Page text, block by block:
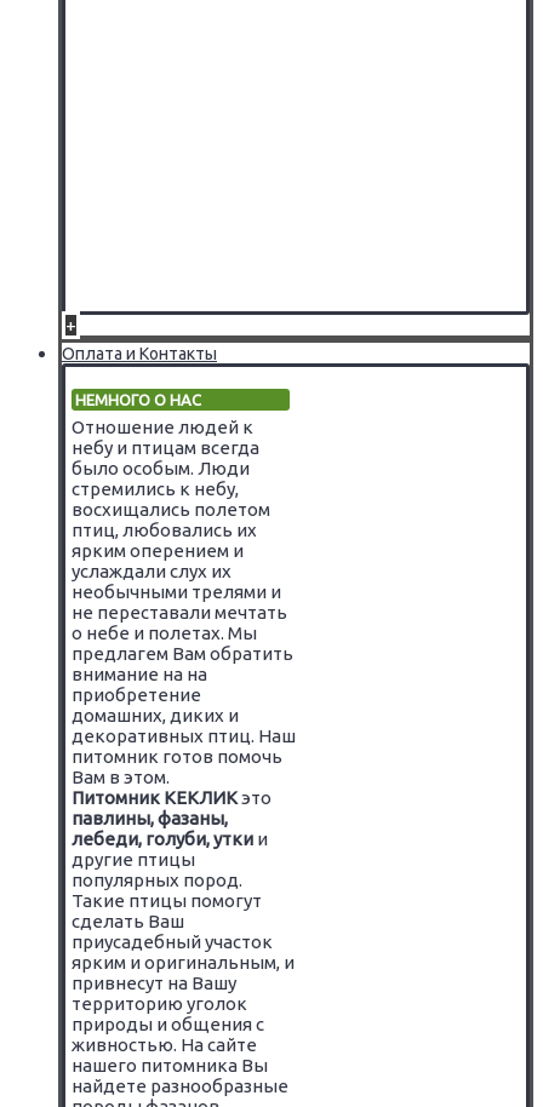
+
Оплата и Контакты
НЕМНОГО О НАС
Отношение людей к
небу и птицам всегда
было особым. Люди
стремились к небу,
восхищались полетом
птиц, любовались их
ярким оперением и
услаждали слух их
необычными трелями и
не переставали мечтать
о небе и полетах. Мы
предлагем Вам обратить
внимание на на
приобретение
домашних, диких и
декоративных птиц. Наш
питомник готов помочь
Вам в этом.
Питомник КЕКЛИКэто
павлины, фазаны,
лебеди, голуби, утки и
другие птицы
популярных пород.
Такие птицы помогут
сделать Ваш
приусадебный участок
ярким и оригинальным, и
привнесут на Вашу
территорию уголок
природы и общения с
живностью. На сайте
нашего питомника Вы
найдете разнообразные